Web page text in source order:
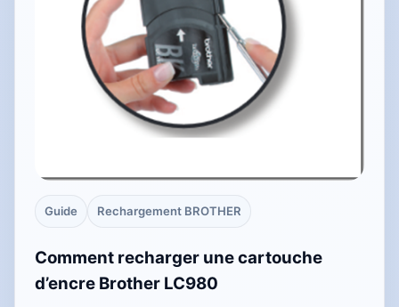
Guide Rechargement BROTHER
Comment recharger une cartouche
d’encre Brother LC980